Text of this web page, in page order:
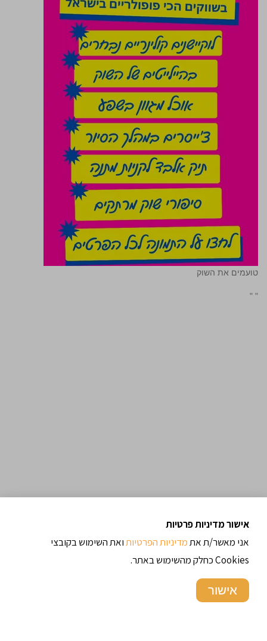
טועמים את השוק
"
"
אישור מדיניות פרטיות
אני מאשר/ת אתמדיניות הפרטיותואת השימוש בקובצי
Cookies כחלק מהשימוש באתר.
אישור